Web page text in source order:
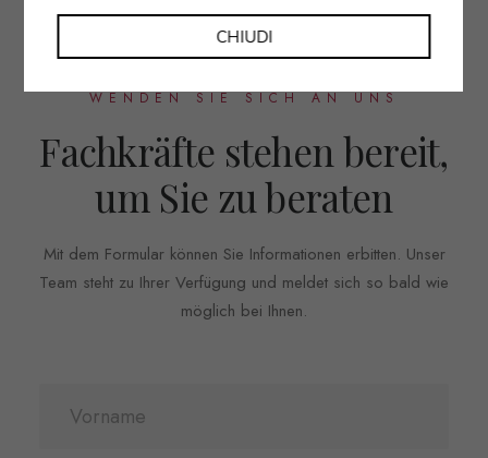
WENDEN SIE SICH AN UNS
Fachkräfte stehen bereit,
um Sie zu beraten
Mit dem Formular können Sie Informationen erbitten. Unser
Team steht zu Ihrer Verfügung und meldet sich so bald wie
möglich bei Ihnen.
CHIUDI